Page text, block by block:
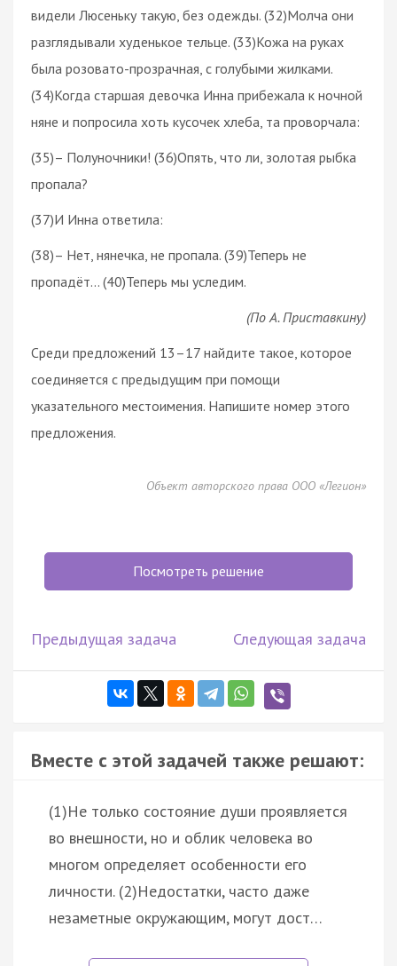
видели Люсеньку такую, без одежды. (32)Молча они
разглядывали худенькое тельце. (33)Кожа на руках
была розовато-прозрачная, с голубыми жилками.
(34)Когда старшая девочка Инна прибежала к ночной
няне и попросила хоть кусочек хлеба, та проворчала:
(35)– Полуночники! (36)Опять, что ли, золотая рыбка
пропала?
(37)И Инна ответила:
(38)– Нет, нянечка, не пропала. (39)Теперь не
пропадёт... (40)Теперь мы уследим.
(По А. Приставкину)
Среди предложений 13–17 найдите такое, которое
соединяется с предыдущим при помощи
указательного местоимения. Напишите номер этого
предложения.
Объект авторского права ООО «Легион»
Посмотреть решение
Предыдущая задача Следующая задача
Вместе с этой задачей также решают:
(1)Не только состояние души проявляется
во внешности, но и облик человека во
многом определяет особенности его
личности. (2)Недостатки, часто даже
незаметные окружающим, могут дост…